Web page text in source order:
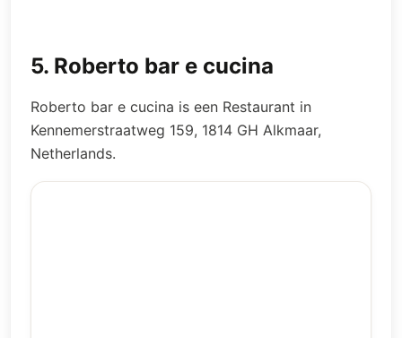
5. Roberto bar e cucina
Roberto bar e cucina is een Restaurant in
Kennemerstraatweg 159, 1814 GH Alkmaar,
Netherlands.